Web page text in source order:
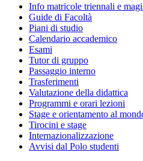
Info matricole triennali e
Guide di Facoltà
Piani di studio
Calendario accademico
Esami
Tutor di gruppo
Passaggio interno
Trasferimenti
Valutazione della didattica
Programmi e orari lezioni
Stage e orientamento al
Tirocini e stage
Internazionalizzazione
Avvisi dal Polo studenti